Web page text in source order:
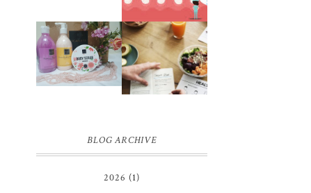
REVIEW
SCARLETT
WHITENING
BODY
LOTION,
BODY SCRUB
DAN SHOWER
PENGALAMAN
DIET SEHAT
TANPA
MENYIKSA
HINGGA
BERAT BADAN
IDEAL
BLOG ARCHIVE
2026 (1)